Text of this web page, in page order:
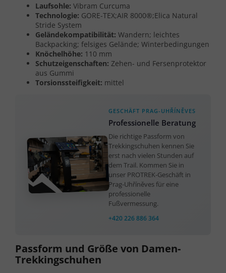
Laufsohle: Vibram Curcuma
Technologie: GORE-TEX;AIR 8000®;Elica Natural
Stride System
Geländekompatibilität: Wandern; leichtes
Backpacking; felsiges Gelände; Winterbedingungen
Knöchelhöhe: 110 mm
Schutzeigenschaften: Zehen- und Fersenprotektor
aus Gummi
Torsionssteifigkeit: mittel
GESCHÄFT PRAG-UHŘÍNĚVES
Professionelle Beratung
Die richtige Passform von
Trekkingschuhen kennen Sie
erst nach vielen Stunden auf
dem Trail. Kommen Sie in
unser PROTREK-Geschäft in
Prag-Uhříněves für eine
professionelle
Fußvermessung.
+420 226 886 364
Passform und Größe von Damen-
Trekkingschuhen